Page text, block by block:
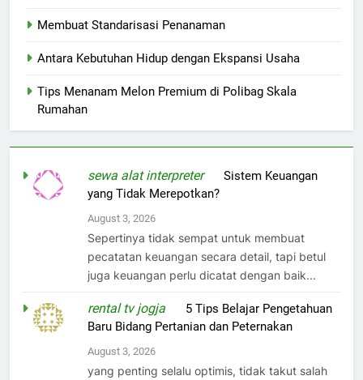
Membuat Standarisasi Penanaman
Antara Kebutuhan Hidup dengan Ekspansi Usaha
Tips Menanam Melon Premium di Polibag Skala
Rumahan
sewa alat interpreteronSistem Keuangan
yang Tidak Merepotkan?
August 3, 2026
Sepertinya tidak sempat untuk membuat
pecatatan keuangan secara detail, tapi betul
juga keuangan perlu dicatat dengan baik...
rental tv jogja
5 Tips Belajar Pengetahuan
Baru Bidang Pertanian dan Peternakan
August 3, 2026
yang penting selalu optimis, tidak takut salah